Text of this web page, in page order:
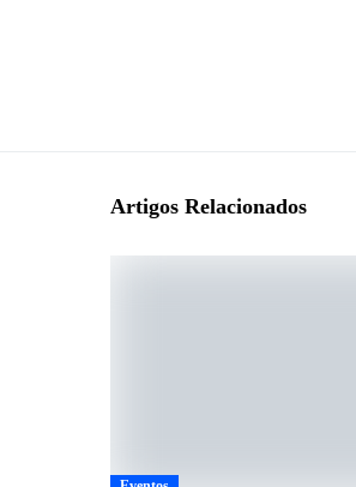
Artigos Relacionados